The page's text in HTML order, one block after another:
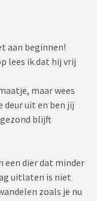
aan beginnen!
lees ik dat hij vrij
maar wees
deur uit en ben jij
blijft
een dier dat minder
uitlaten is niet
zoals je nu